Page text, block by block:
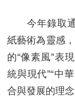
今年錄取通
紙藝術為靈感
的“像素風”表
統與現代”“中
合與發展的理念